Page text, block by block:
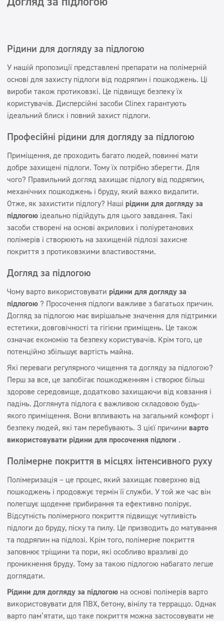
Клінінгові компанії
Краса
Автомийки
Вода пральні
Filtry
Typ mycia
Машинне прання
Ручне прання
Сертифікат
Безпечно для вас Безпечно для Землі
ЕКОЛОГІЧНЕ МАРКУВАННЯ
Сертифікат ПЖ
Рідини для догляду за підлогою
У нашій пропозиції представлені препарати на полімерній
основі для захисту підлоги від подряпин і пошкоджень. Ці
вироби також протиковзкі. Це підвищує безпеку їх
користувачів. Дисперсійні засоби Clinex гарантують
ідеальний блиск і повний захист підлоги.
Професійні рідини для догляду за підлогою
Приміщення, де проходить багато людей, повинні мати
добре захищені підлоги. Тому їх потрібно зберегти. Для
чого? Правильний догляд захищає підлогу від подряпин,
механічних пошкоджень і бруду, який важко видалити.
Отже, як захистити підлогу? Наші рідини для догляду за
підлогою ідеально підійдуть для цього завдання. Такі
засоби створені на основі акрилових і поліуретанових
полімерів і створюють на захищеній підлозі захисне
покриття з протиковзкими властивостями.
Догляд за підлогою
Чому варто використовувати рідини для догляду за
підлогою ? Просочення підлоги важливе з багатьох причин.
Догляд за підлогою має вирішальне значення для підтримки
естетики, довговічності та гігієни приміщень. Це також
означає економію та безпеку користувачів. Крім того, це
потенційно збільшує вартість майна.
Які переваги регулярного чищення та догляду за підлогою?
Перш за все, це запобігає пошкодженням і створює більш
здорове середовище, додатково захищаючи від ковзання і
падінь. Доглянута підлога є важливою складовою будь-
якого приміщення. Вони впливають на загальний комфорт і
безпеку людей, які там перебувають. З цієї причини варто
використовувати рідини для просочення підлоги .
Полімерне покриття в місцях інтенсивного руху
Полімеризація – це процес, який захищає поверхню від
пошкоджень і продовжує термін її служби. У той же час він
полегшує щоденне прибирання та ефективно полірує.
Відсутність полімерного покриття підвищує чутливість
підлоги до бруду, піску та пилу. Це призводить до матування
та подряпин на підлозі. Крім того, полімерне покриття
заповнює тріщини та пори, які особливо вразливі до
проникнення бруду. Тому за такою підлогою набагато легше
доглядати.
Рідини для догляду за підлогою на основі полімерів варто
використовувати для ПВХ, бетону, вінілу та терраццо. Однак
варто пам’ятати, що таке покриття можна застосовувати не